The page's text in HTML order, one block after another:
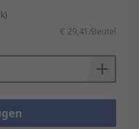
sind für
vorgesehen
für die
und
€ 29,41/Beutel